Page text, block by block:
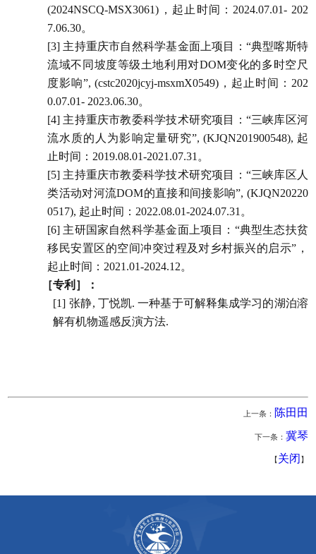
(2024NSCQ-MSX3061) ，起止时间： 2024.07.01- 202
7.06.30。
[3] 主持重庆市自然科学基金面上项目： “典型喀斯特
流域不同坡度等级土地利用对DOM变化的多时空尺
度影响”, (cstc2020jcyj-msxmX0549) ，起止时间： 202
0.07.01- 2023.06.30。
[4] 主持重庆市教委科学技术研究项目： “三峡库区河
流水质的人为影响定量研究”, (KJQN201900548), 起
止时间： 2019.08.01-2021.07.31 。
[5] 主持重庆市教委科学技术研究项目： “三峡库区人
类活动对河流DOM的直接和间接影响”, (KJQN20220
0517), 起止时间： 2022.08.01-2024.07.31 。
[6] 主研国家自然科学基金面上项目： “典型生态扶贫
移民安置区的空间冲突过程及对乡村振兴的启示” ，
起止时间： 2021.01-2024.12。
［专利］：
[1] 张静, 丁悦凯.一种基于可解释集成学习的湖泊溶
解有机物遥感反演方法.
上一条： 陈田田
下一条： 冀琴
【关闭 】